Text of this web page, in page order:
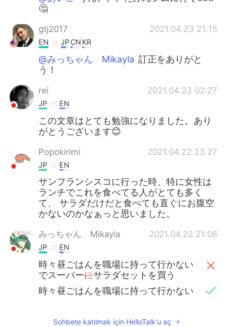
🤔
gtj2017 2021.04.23 21:15
EN JPCN KR
@みっちゃん Mikayla 訂正をありがと
う！
rei 2021.04.23 02:27
JP EN
この文章はとても勉強になりました。あり
がとうございます😊
Popokirimi 2021.04.22 23:27
JP EN
サンフランシスコに行った時、特に女性は
ランチでこれを食べてる人がとても多く
て、 サラダだけだと食べても直ぐにお腹空
かないのかなぁっと思いました。
みっちゃん Mikayla 2021.04.22 21:06
JP EN
時々昼ごはんを職場に持って行かない
でスーパーにサラダセットを買う
時々昼ごはんを職場に持って行かない
この頃こんなサラダの弁当がちょっと
Sohbete katılmak için HelloTalk'u aç